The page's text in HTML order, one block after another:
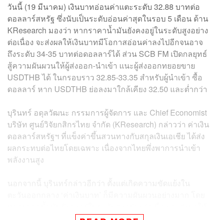
วันนี้ (19 มีนาคม) เงินบาทอ่อนค่าแตะระดับ 32.88 บาทต่อ
ดอลลาร์สหรัฐ ซึ่งนับเป็นระดับอ่อนค่าสุดในรอบ 5 เดือน ด้าน
KResearch มองว่า หากราคาน้ำมันยังคงอยู่ในระดับสูงอย่าง
ต่อเนื่อง จะส่งผลให้เงินบาทมีโอกาสอ่อนค่าลงไปอีกจนอาจ
ถึงระดับ 34-35 บาทต่อดอลลาร์ได้ ส่วน SCB FM เปิดกลยุทธ์
สู้ความผันผวนให้ผู้ส่งออก-นำเข้า แนะผู้ส่งออกทยอยขาย
USDTHB ได้ ในกรอบราว 32.85-33.35 สำหรับผู้นำเข้า ซื้อ
ดอลลาร์ หาก USDTHB ย่อลงมาใกล้เคียง 32.50 และต่ำกว่า
บุรินทร์ อดุลวัฒนะ กรรมการผู้จัดการ และ Chief Economist
บริษัท ศูนย์วิจัยกสิกรไทย จำกัด (KResearch) กล่าวว่า ค่าเงิน
ดอลลาร์สหรัฐฯ ที่แข็งค่าขึ้นสวนทางกับสกุลเงินเอเชีย ได้ส่ง
ผลกระทบต่อไทยโดยเฉพาะ เนื่องจากไทยพึ่งพาการนำเข้า
พลังงานสูง